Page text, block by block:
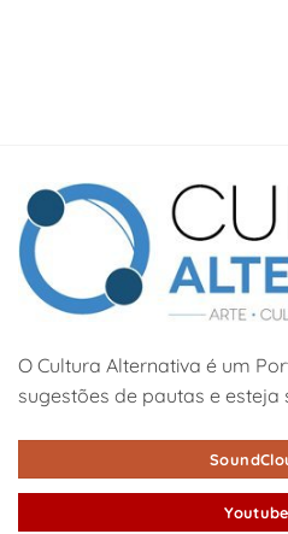
O Cultura Alternativa é um
sugestões de pautas e esteja
Youtube